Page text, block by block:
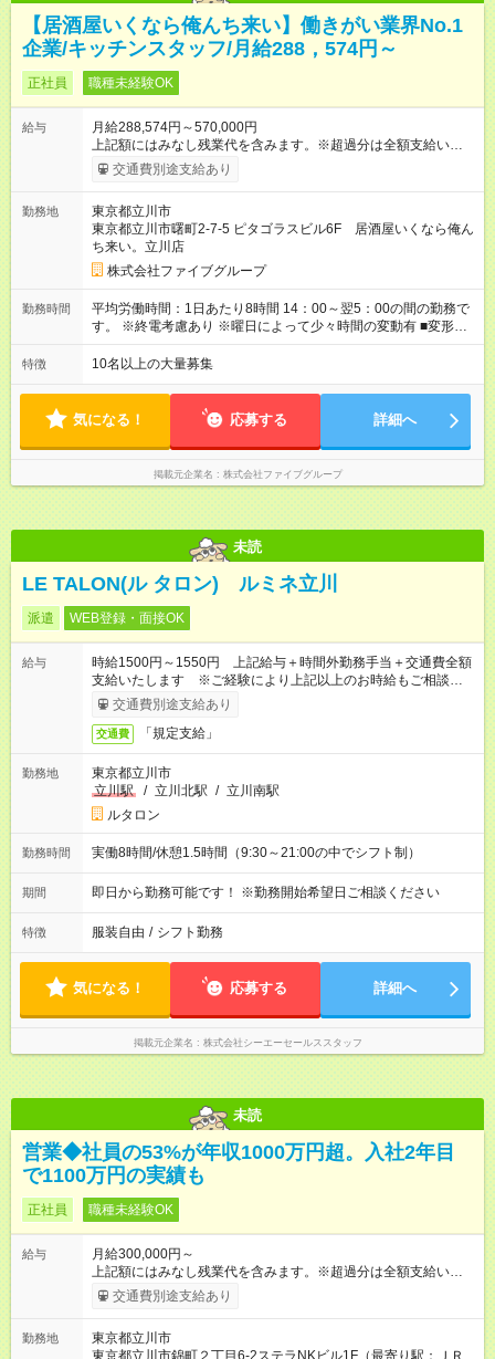
【居酒屋いくなら俺んち来い】働きがい業界No.1
企業/キッチンスタッフ/月給288，574円～
正社員 職種未経験OK
給与
月給288,574円～570,000円
上記額にはみなし残業代を含みます。※超過分は全額支給いたし
ます。 みなし残業代 55,495円／月 みなし残業時間 36時間／月
■昇給あり 年2回の給与査定による ■賞与あり ■前払い賞与あり
■残業手当あり ■交通費支給（上限3万円/月） ■引越し手当 敷
金・礼金・保証金・保険料の初期費用+荷物運搬費を支給 ※規定
あり ■積立金制度 給与ならびに賞与から積立を行える(年利2%)
シフトは22:00～翌5:00の深夜帯に入ってもらうこともありま
す。 一般的な飲食業では、この深夜帯のお給料は「みなし」と
して基本給に含まれることがしばしば・・・ でもファイブでは
「別途」深夜手当を支給！ ただキツいだけの深夜業務では心か
てしっかり還元することを大事にしています！ 【試用期間】試
用期間あり 試用期間の長さ：3ヶ月 雇用形態、給与は本採用時
と同じです。
交通費別途支給あり
勤務地
東京都立川市
東京都立川市曙町2-7-5 ピタゴラスビル6F 居酒屋いくなら俺ん
ち来い。立川店
株式会社ファイブグループ
勤務時間
平均労働時間：1日あたり8時間 14：00～翌5：00の間の勤務で
す。 ※終電考慮あり ※曜日によって少々時間の変動有 ■変形労
働時間制 ■実労働時間：8時間程度 ■休憩時間：1時間程度～2時
間 休憩時間は勤務時間による ■月平均所定労働時間：173時間 ■
14：00～翌5：00の間の勤務です。 ※終電考慮あり ※曜日によ
って少々時間の変動有 ■変形労働時間制 ■実労働時間：8時間程
度 ■休憩時間：1時間程度～2時間 休憩時間は勤務時間による ■
月平均所定労働時間：173時間 ■平均残業時間：42時間程度
特徴 10名以上の大量募集
気になる！ 応募する 詳細へ
掲載元企業名 株式会社ファイブグループ
未読
LE TALON(ル タロン) ルミネ立川
派遣 WEB登録・面接OK
給与
時給1500円～1550円 上記給与＋時間外勤務手当＋交通費全額
支給いたします ※ご経験により上記以上のお時給もご相談させ
ていただきます ※時間外手当はお時給の1.25倍です！
交通費別途支給あり
交通費 「規定支給」
勤務地
東京都立川市
立川駅
/ 立川北駅 / 立川南駅
ルタロン
勤務時間 実働8時間/休憩1.5時間（9:30～21:00の中でシフト制）
期間 即日から勤務可能です！ ※勤務開始希望日ご相談ください
特徴 服装自由 / シフト勤務
気になる！ 応募する 詳細へ
掲載元企業名 株式会社シーエーセールススタッフ
未読
営業◆社員の53%が年収1000万円超。入社2年目
で1100万円の実績も
正社員 職種未経験OK
給与
月給300,000円～
上記額にはみなし残業代を含みます。※超過分は全額支給いたし
ます。 みなし残業代 96,000円／月 みなし残業時間 60時間／月
入社時は正社員。将来的に業務委託も選択可。 【正社員】月給
給 B）3ヶ月の入金額300万円超過分の20%を3ヶ月ごとに支給
交通費別途支給あり
勤務地
東京都立川市
東京都立川市錦町２丁目6-2ステラNKビル1F（最寄り駅：ＪＲ